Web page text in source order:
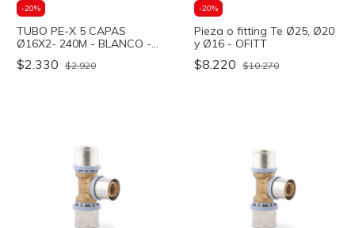
-20%
TUBO PE-X 5 CAPAS
Ø16X2- 240M - BLANCO -
Peisa
$2.330 $2.920
-20%
Pieza o fitting Te Ø25, Ø20
y Ø16 - OFITT
$8.220 $10.270